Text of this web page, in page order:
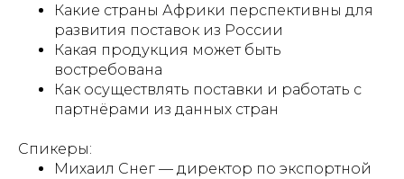
Какие страны Африки перспективны для
развития поставок из России
Какая продукция может быть
востребована
Как осуществлять поставки и работать с
партнёрами из данных стран
Спикеры:
Михаил Снег — директор по экспортной